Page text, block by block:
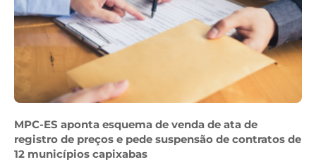
MPC-ES aponta esquema de venda de ata de
registro de preços e pede suspensão de contratos de
12 municípios capixabas